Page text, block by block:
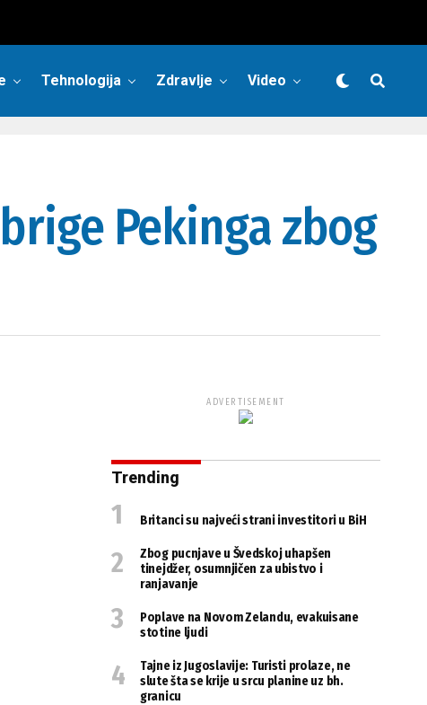
Tehnologija Zdravlje Video
Pekinga zbog
ADVERTISEMENT
Trending
Britanci su najveći strani investitori u BiH
Zbog pucnjave u Švedskoj uhapšen
tinejdžer, osumnjičen za ubistvo i
ranjavanje
Poplave na Novom Zelandu, evakuisane
stotine ljudi
Tajne iz Jugoslavije: Turisti prolaze, ne
slute šta se krije u srcu planine uz bh.
granicu